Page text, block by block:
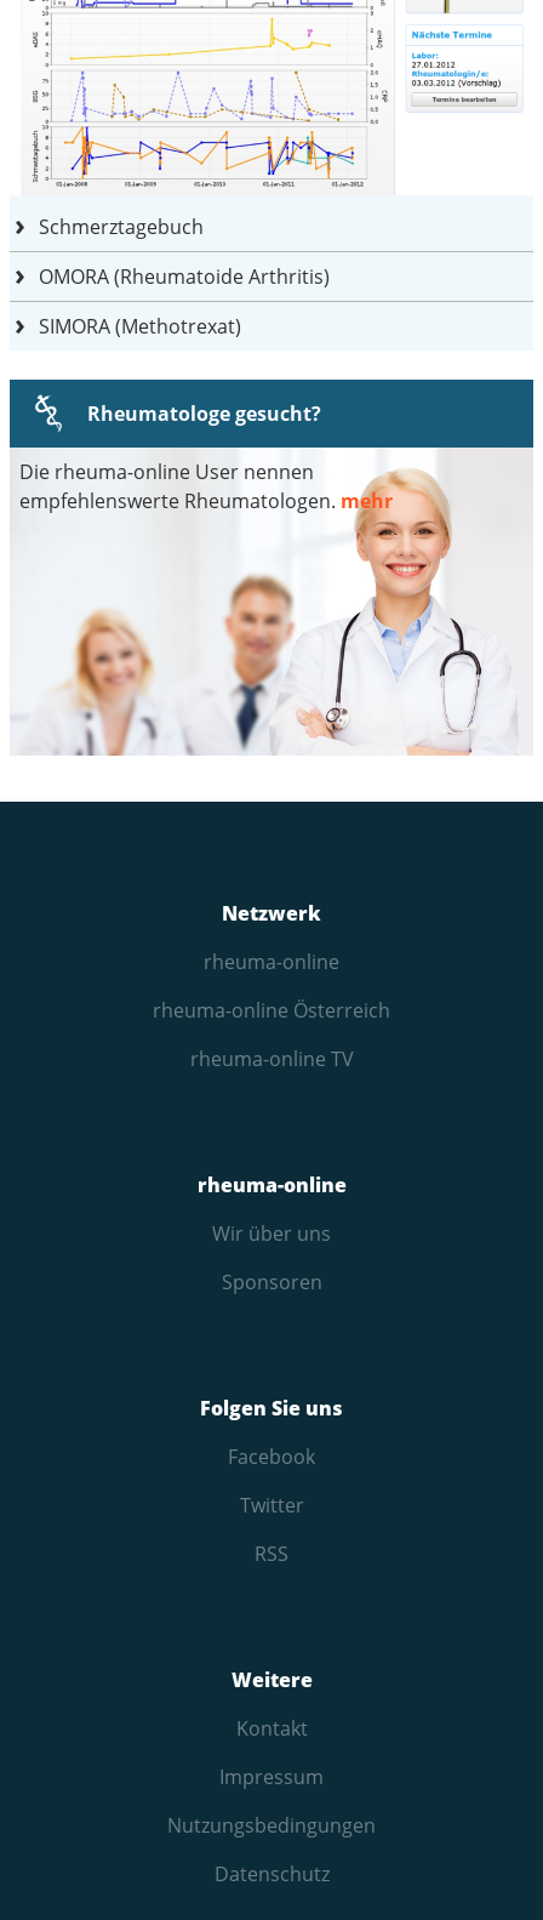
Schmerztagebuch
OMORA (Rheumatoide Arthritis)
SIMORA (Methotrexat)
Rheumatologe gesucht?
Die rheuma-online User nennen
empfehlenswerte Rheumatologen. mehr
Netzwerk
rheuma-online
rheuma-online Österreich
rheuma-online TV
rheuma-online
Wir über uns
Sponsoren
Folgen Sie uns
Facebook
Twitter
RSS
Weitere
Kontakt
Impressum
Nutzungs­bedingungen
Datenschutz